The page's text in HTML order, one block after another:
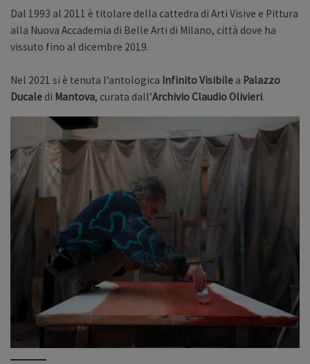
Dal 1993 al 2011 è titolare della cattedra di Arti Visive e Pittura
alla Nuova Accademia di Belle Arti di Milano, città dove ha
vissuto fino al dicembre 2019.
Nel 2021 si è tenuta l’antologica Infinito Visibile a Palazzo
Ducale di Mantova, curata dall’Archivio Claudio Olivieri.